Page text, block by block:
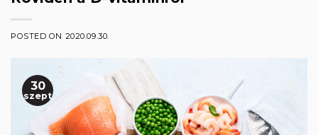
POSTED ON 2020.09.30.
30
szept